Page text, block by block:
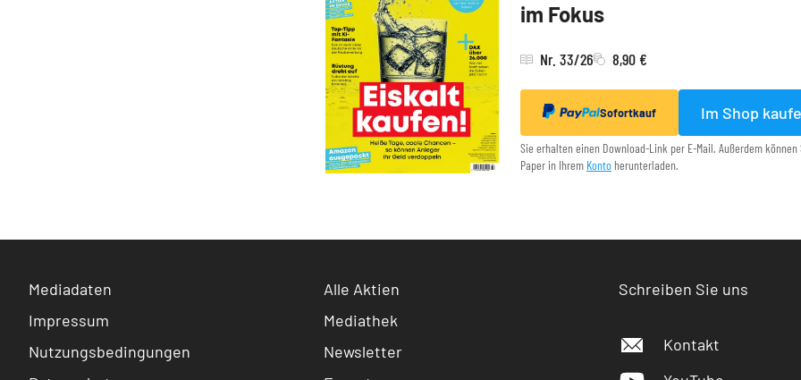
im Fokus
Nr. 33/26 8,90 €
Sofortkauf Im Shop
Sie erhalten einen Download-Link per E-Mail. Außerdem
Paper in Ihrem Konto herunterladen.
Mediadaten
Impressum
Nutzungsbedingungen
Alle Aktien
Mediathek
Newsletter
Schreiben Sie uns
Kontakt